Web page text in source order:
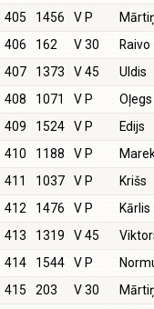
405
1456 V P
406
162 V 30 Raivo
407
1373 V 45 Uldis
408
1071 V P Oļegs
409
1524 V P Edijs
410
1188 V P
411
1037 V P Krišs
412
1476 V P Kārlis
413
1319 V 45
414
1544 V P
415
203 V 30